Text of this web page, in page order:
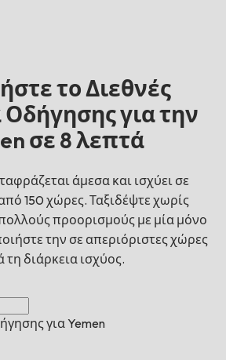
το Διεθνές
για την
σε 8 λεπτά
άμεσα και ισχύει σε
150 χώρες. Ταξιδέψτε χωρίς
προορισμούς με μία μόνο
την σε απεριόριστες χώρες
τη διάρκεια ισχύος.
για Yemen